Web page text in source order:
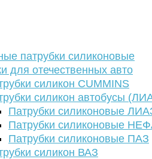
патрубки силиконовые
для отечественных авто
силикон CUMMINS
силикон автобусы
Патрубки силиконовые
Патрубки силиконовые
Патрубки силиконовые ПАЗ
силикон ВАЗ